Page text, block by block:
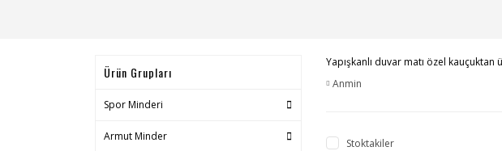
Ürün Grupları
Spor Minderi
Armut Minder
Yapışkanlı duvar matı özel
Anmin
Stoktakiler